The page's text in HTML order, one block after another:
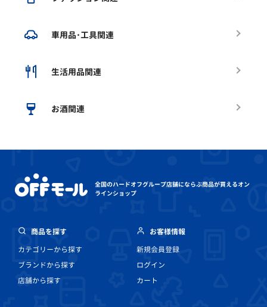
車用品･工具関連
生活用品関連
お酒関連
全国のハードオフグループ店舗にならぶ商品が買えるオン
ラインショップ
商品を探す
カテゴリーから探す
ブランドから探す
店舗から探す
お客様情報
新規会員登録
ログイン
カート